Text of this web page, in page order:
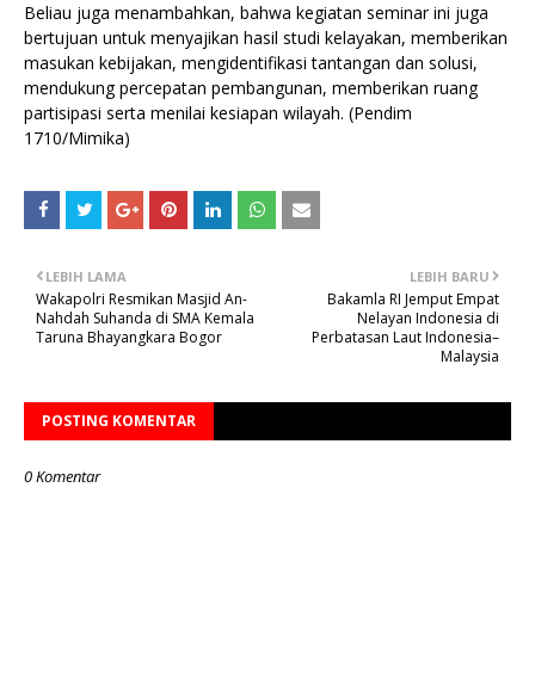
Beliau juga menambahkan, bahwa kegiatan seminar ini juga
bertujuan untuk menyajikan hasil studi kelayakan, memberikan
masukan kebijakan, mengidentifikasi tantangan dan solusi,
mendukung percepatan pembangunan, memberikan ruang
partisipasi serta menilai kesiapan wilayah. (Pendim
1710/Mimika)
LEBIH BARU
Bakamla RI Jemput Empat
Nelayan Indonesia di
Perbatasan Laut Indonesia–
Malaysia
LEBIH LAMA
Wakapolri Resmikan Masjid An-
Nahdah Suhanda di SMA Kemala
Taruna Bhayangkara Bogor
POSTING KOMENTAR
0 Komentar